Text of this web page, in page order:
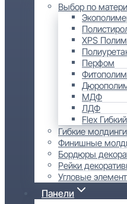
Выбор по
XPS
Перфом
МДФ
ЛДФ
Flex Гибкий
Гибкие молдинги
Финишные
Бордюры
Рейки
Угловые
Панели